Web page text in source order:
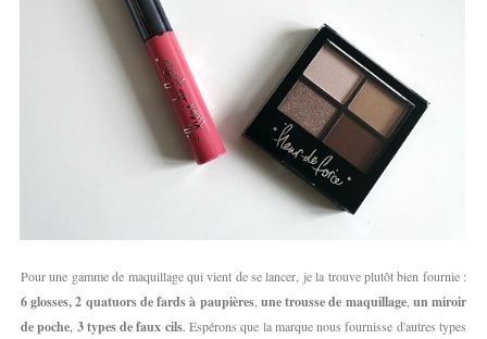
Pour une gamme de maquillage qui vient de se lancer, je la trouve plutôt bien fournie :
6 glosses, 2 quatuors de fards à paupières,une trousse de maquillage,un miroir
de poche, 3 types de faux cils. Espérons que la marque nous fournisse d'autres types